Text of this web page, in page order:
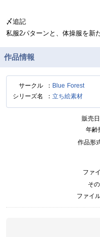
〆追記
私服2パターンと、体操服を新
作品情報
サークル
Blue Forest
シリーズ名
立ち絵素材
販売日
年齢
作品形
ファ
そ
ファイ